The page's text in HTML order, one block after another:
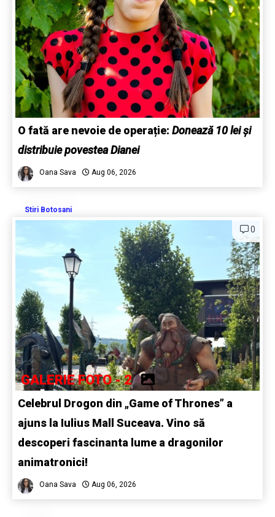
O fată are nevoie de operație: Donează 10 lei și
distribuie povestea Dianei
Oana Sava Aug 06, 2026
Stiri Botosani
0
GALERIE FOTO - 2
Celebrul Drogon din „Game of Thrones” a
ajuns la Iulius Mall Suceava. Vino să
descoperi fascinanta lume a dragonilor
animatronici!
Oana Sava Aug 06, 2026